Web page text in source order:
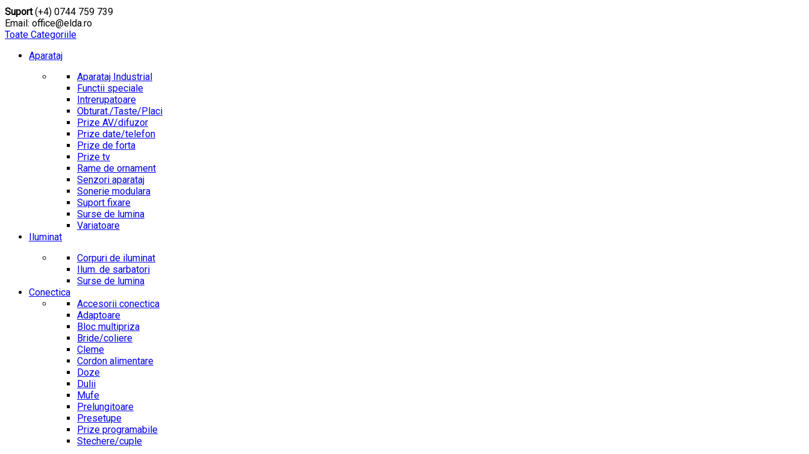
Suport(+4) 0744 759 739
Email: office@elda.ro
Toate Categoriile
Aparataj
Aparataj Industrial
Functii speciale
Intrerupatoare
Obturat./Taste/Placi
Prize AV/difuzor
Prize date/telefon
Prize de forta
Prize tv
Rame de ornament
Senzori aparataj
Sonerie modulara
Suport fixare
Surse de lumina
Variatoare
Iluminat
Corpuri de iluminat
Ilum. de sarbatori
Surse de lumina
Conectica
Accesorii conectica
Adaptoare
Bloc multipriza
Bride/coliere
Cleme
Cordon alimentare
Doze
Dulii
Mufe
Prelungitoare
Presetupe
Prize programabile
Stechere/cuple